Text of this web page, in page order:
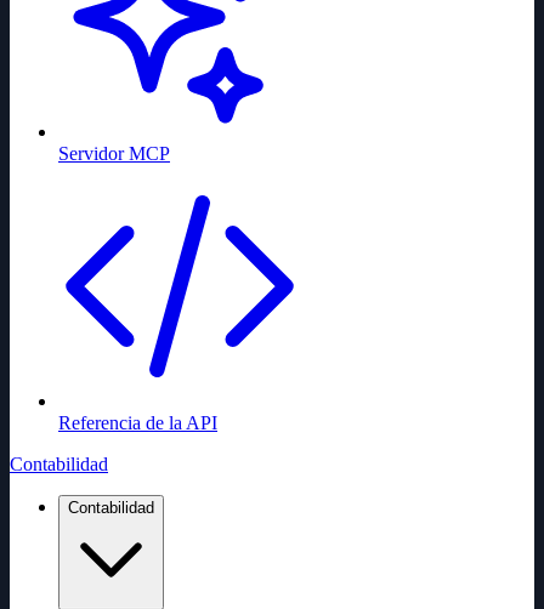
Servidor MCP
Referencia de la API
Contabilidad
Contabilidad